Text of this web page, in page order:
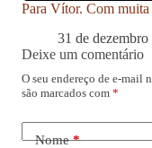
Para Vítor. Com
31 de
Deixe um comentário
O seu endereço de e-mail
são marcados com *
Nome*